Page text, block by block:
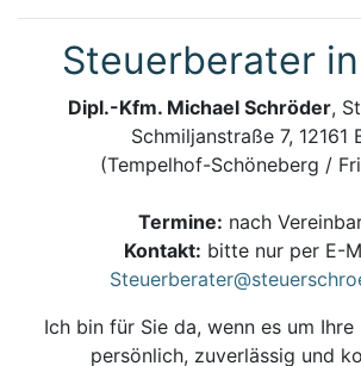
Steuerberater
Dipl.-Kfm. Michael Schröder,
Schmiljanstraße 7, 12161
(Tempelhof-Schöneberg /
Termine: nach
Kontakt: bitte nur per E-
Ich bin für Sie da, wenn es um Ihre
persönlich, zuverlässig und